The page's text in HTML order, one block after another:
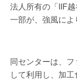
法人所有の「IIF
一部が、強風によ
同センターは、
して利用し、加